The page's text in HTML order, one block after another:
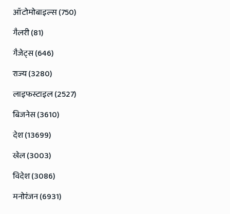
ऑटोमोबाइल्स (750)
गैलरी (81)
गैजेट्स (646)
राज्य (3280)
लाइफस्टाइल (2527)
बिजनेस (3610)
देश (13699)
खेल (3003)
विदेश (3086)
मनोरंजन (6931)